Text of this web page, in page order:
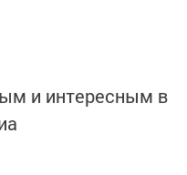
и интересным в